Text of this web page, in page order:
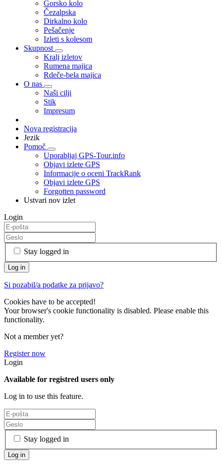
Gorsko kolo
Čezalpska
Dirkalno kolo
Pešačenje
Izleti s kolesom
Skupnost
Kralj izletov
Rumena majica
Rdeče-bela majica
O nas
Naši cilji
Stik
Impresum
Nova registracija
Jezik
Pomoč
Uporabljaj GPS-Tour.info
Objavi izlete GPS
Informacije o oceni TrackRank
Objavi izlete GPS
Forgotten password
Ustvari nov izlet
Login
Stay logged in
Si pozabil/a podatke za prijavo?
Cookies have to be accepted!
Your browser's cookie functionality is disabled. Please enable this
functionality.
Not a member yet?
Register now
Login
Available for registred users only
Log in to use this feature.
Stay logged in